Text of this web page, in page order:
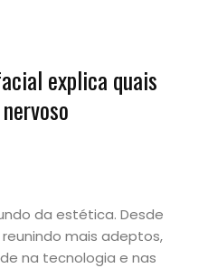
explica quais
da estética. Desde
mais adeptos,
na tecnologia e nas